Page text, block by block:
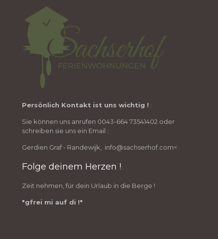
Persönlich Kontakt ist uns wichtig ! :
Sie können uns anrufen 0043-664 73541402 oder
schreiben sie uns ein Email :
Gerdien Graf - Randewijk, info@sachserhof.com<
Folge deinem Herzen !
Zeit nehmen, für dein Urlaub in die Berge !
"gfrei mi auf di !"